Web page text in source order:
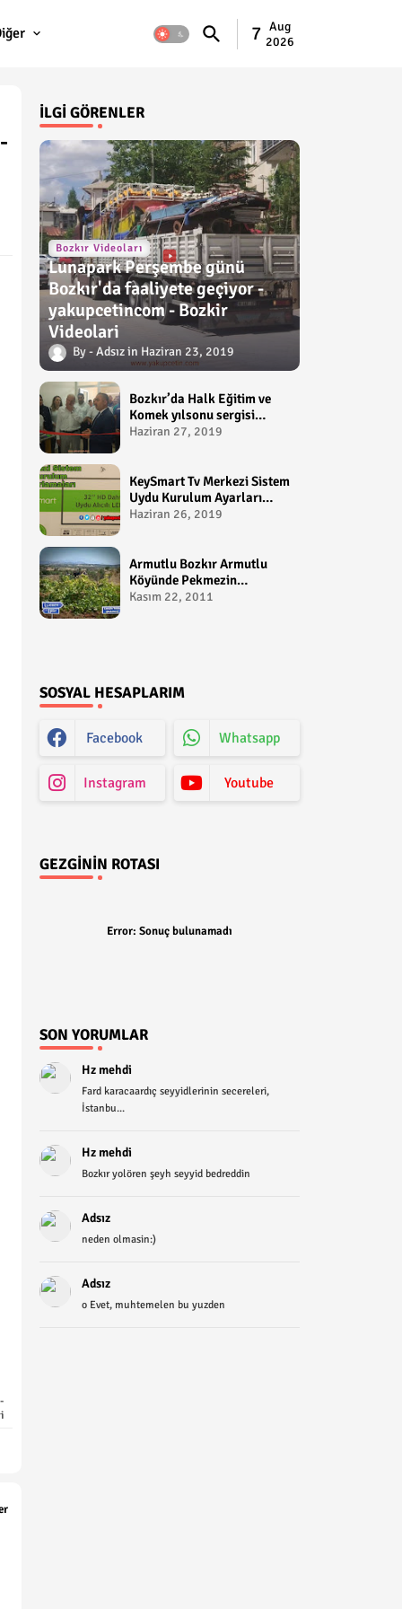
7 Aug
2026
İLGI GÖRENLER
Bozkır Videoları
Lunapark Perşembe günü
Bozkır'da faaliyete geçiyor -
yakupcetincom - Bozkir
Videolari
Adsız Haziran 23, 2019
Bozkır’da Halk Eğitim ve
Komek yılsonu sergisi
gerçekleştirildi-
Haziran 27, 2019
KeySmart Tv Merkezi Sistem
Uydu Kurulum Ayarları
Video anlatım -
Haziran 26, 2019
Armutlu Bozkır Armutlu
Köyünde Pekmezin
Hikayesi:Gezen Bilir Kontv
Kasım 22, 2011
SOSYAL HESAPLARIM
Facebook Whatsapp
Instagram Youtube
GEZGININ ROTASI
Error: Sonuç bulunamadı
SON YORUMLAR
Hz mehdi
Fard karacaardıç seyyidlerinin secereleri,
İstanbu...
Hz mehdi
Bozkır yolören şeyh seyyid bedreddin
Adsız
neden olmasin:)
Adsız
o Evet, muhtemelen bu yuzden